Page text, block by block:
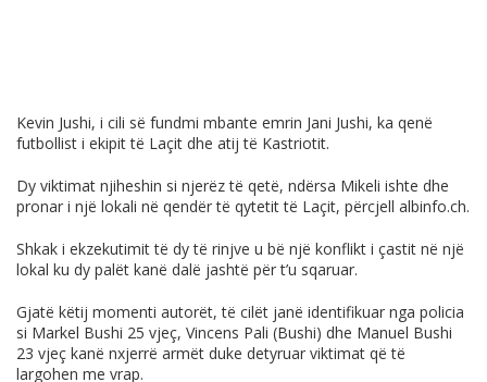
Kevin Jushi, i cili së fundmi mbante emrin Jani Jushi, ka qenë
futbollist i ekipit të Laçit dhe atij të Kastriotit.
Dy viktimat njiheshin si njerëz të qetë, ndërsa Mikeli ishte dhe
pronar i një lokali në qendër të qytetit të Laçit, përcjell albinfo.ch.
Shkak i ekzekutimit të dy të rinjve u bë një konflikt i çastit në një
lokal ku dy palët kanë dalë jashtë për t’u sqaruar.
Gjatë këtij momenti autorët, të cilët janë identifikuar nga policia
si Markel Bushi 25 vjeç, Vincens Pali (Bushi) dhe Manuel Bushi
23 vjeç kanë nxjerrë armët duke detyruar viktimat që të
largohen me vrap.